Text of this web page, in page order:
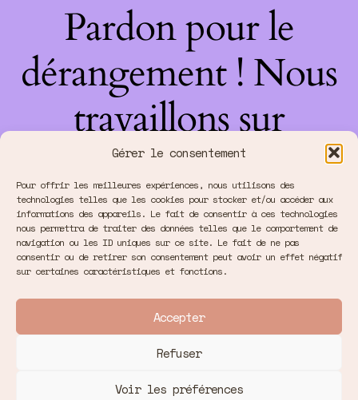
Gérer le consentement
Pour offrir les meilleures expériences, nous utilisons des
technologies telles que les cookies pour stocker et/ou accéder aux
informations des appareils. Le fait de consentir à ces technologies
nous permettra de traiter des données telles que le comportement de
navigation ou les ID uniques sur ce site. Le fait de ne pas
consentir ou de retirer son consentement peut avoir un effet négatif
sur certaines caractéristiques et fonctions.
Accepter
Refuser
Voir les préférences
Pardon pour le
dérangement ! Nous
travaillons sur
quelque chose de
fantastique –
revenez bientôt !